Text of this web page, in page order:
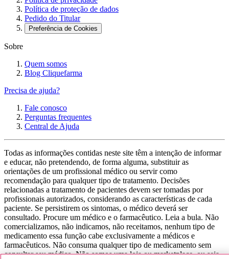
Política de proteção de dados
Pedido do Titular
Preferência de Cookies
Sobre
Quem somos
Blog Cliquefarma
Precisa de ajuda?
Fale conosco
Perguntas frequentes
Central de Ajuda
Todas as informações contidas neste site têm a intenção de informar
e educar, não pretendendo, de forma alguma, substituir as
orientações de um profissional médico ou servir como
recomendação para qualquer tipo de tratamento. Decisões
relacionadas a tratamento de pacientes devem ser tomadas por
profissionais autorizados, considerando as características de cada
paciente. Se persistirem os sintomas, o médico deverá ser
consultado. Procure um médico e o farmacêutico. Leia a bula. Não
comercializamos, não indicamos, não receitamos, nenhum tipo de
medicamento essa função cabe exclusivamente a médicos e
farmacêuticos. Não consuma qualquer tipo de medicamento sem
consultar seu médico. Não somos uma loja ou marketplace, ou seja,